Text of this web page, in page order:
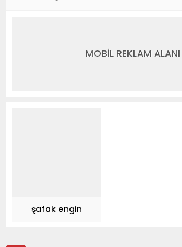
MOBİL REKLAM ALANI
şafak engin